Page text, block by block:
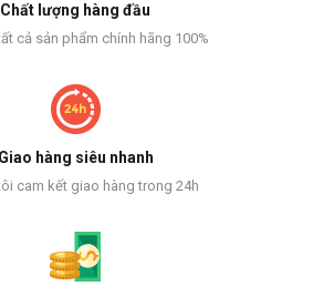
Chất lượng hàng đầu
cả sản phẩm chính hãng 100%
Giao hàng siêu nhanh
cam kết giao hàng trong 24h